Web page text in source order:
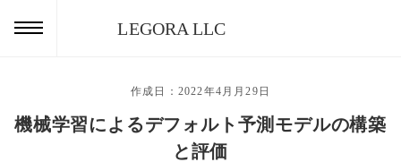
LEGORA LLC
作成日：2022年4月月29日
機械学習によるデフォルト予測モデルの構築
と評価